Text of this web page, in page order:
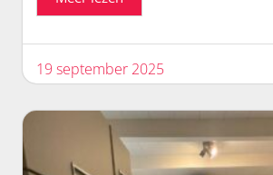
19 september 2025